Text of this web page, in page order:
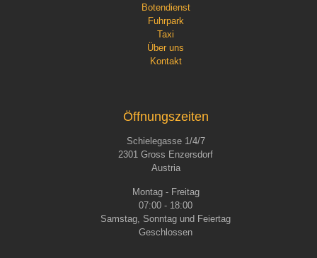
Botendienst
Fuhrpark
Taxi
Über uns
Kontakt
Öffnungszeiten
Schielegasse 1/4/7
2301 Gross Enzersdorf
Austria
Montag - Freitag
07:00 - 18:00
Samstag, Sonntag und Feiertag
Geschlossen